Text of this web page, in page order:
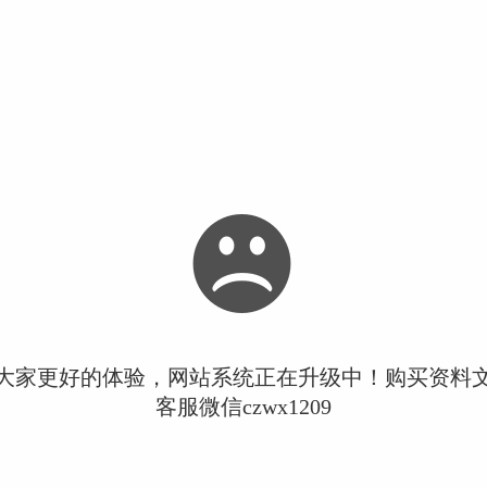
家更好的体验，网站系统正在升级中！购买资料
客服微信czwx1209